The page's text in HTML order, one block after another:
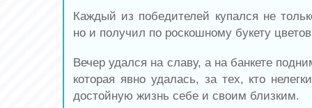
Каждый из победителей купался не
но и получил по роскошному букету
Вечер удался на славу, а на банкете
которая явно удалась, за тех, кто
достойную жизнь себе и своим близким.